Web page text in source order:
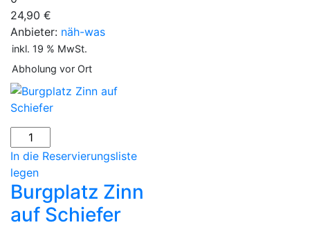
Menge
24,90 €
Anbieter: näh-was
inkl. 19 % MwSt.
Abholung vor Ort
Burgplatz
Zinn
auf
Schiefer
Menge
In die Reservierungsliste
legen
Burgplatz Zinn
auf Schiefer